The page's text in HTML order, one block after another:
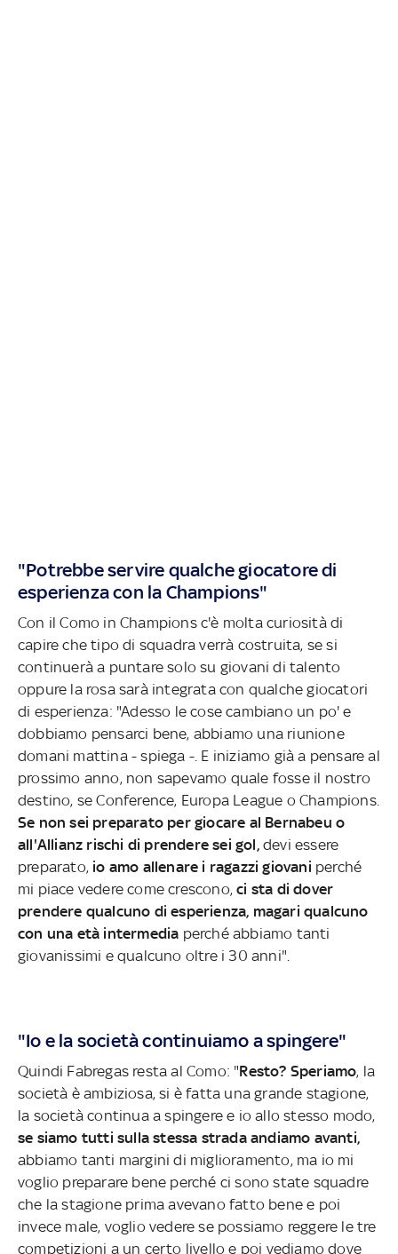
"Potrebbe servire qualche giocatore di
esperienza con la Champions"
Con il Como in Champions c'è molta curiosità di
capire che tipo di squadra verrà costruita, se si
continuerà a puntare solo su giovani di talento
oppure la rosa sarà integrata con qualche giocatori
di esperienza: "Adesso le cose cambiano un po' e
dobbiamo pensarci bene, abbiamo una riunione
domani mattina - spiega -. E iniziamo già a pensare al
prossimo anno, non sapevamo quale fosse il nostro
destino, se Conference, Europa League o Champions.
Se non sei preparato per giocare al Bernabeu o
all'Allianz rischi di prendere sei gol,devi essere
preparato, io amo allenare i ragazzi giovani perché
mi piace vedere come crescono,ci sta di dover
prendere qualcuno di esperienza, magari qualcuno
con una età intermedia perché abbiamo tanti
giovanissimi e qualcuno oltre i 30 anni".
"Io e la società continuiamo a spingere"
Quindi Fabregas resta al Como: "Resto? Speriamo, la
società è ambiziosa, si è fatta una grande stagione,
la società continua a spingere e io allo stesso modo,
se siamo tutti sulla stessa strada andiamo avanti,
abbiamo tanti margini di miglioramento, ma io mi
voglio preparare bene perché ci sono state squadre
che la stagione prima avevano fatto bene e poi
invece male, voglio vedere se possiamo reggere le tre
competizioni a un certo livello e poi vediamo dove